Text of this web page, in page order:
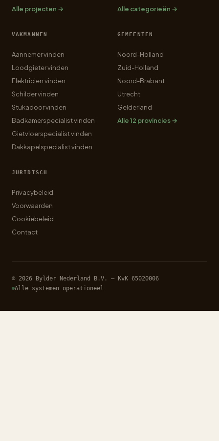
Alle projecten →
Alle categorieën →
VAKMANNEN
Aannemer vinden
Loodgieter vinden
Elektricien vinden
Schilder vinden
Stukadoor vinden
Badkamerspecialist vinden
Gietvloerspecialist vinden
Dakkapelspecialist vinden
GEMEENTEN
Noord-Holland
Zuid-Holland
Noord-Brabant
Utrecht
Gelderland
Alle 12 provincies →
JURIDISCH
Privacybeleid
Voorwaarden
Cookiebeleid
Contact
© 2026 Bylder Nederland B.V. — KvK 65020006
Alle systemen operationeel